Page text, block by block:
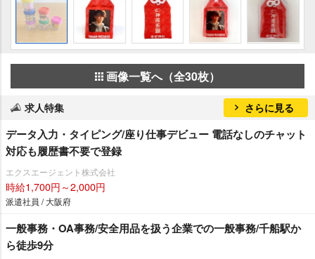
画像一覧へ（全30枚）
求人特集 さらに見る
データ入力・タイピング/座り仕事デビュー 電話なしのチャット
対応も履歴書不要で登録
エクスエージェント株式会社
時給1,700円～2,000円
派遣社員 / 大阪府
一般事務・OA事務/安全用品を扱う企業での一般事務/千船駅か
ら徒歩9分